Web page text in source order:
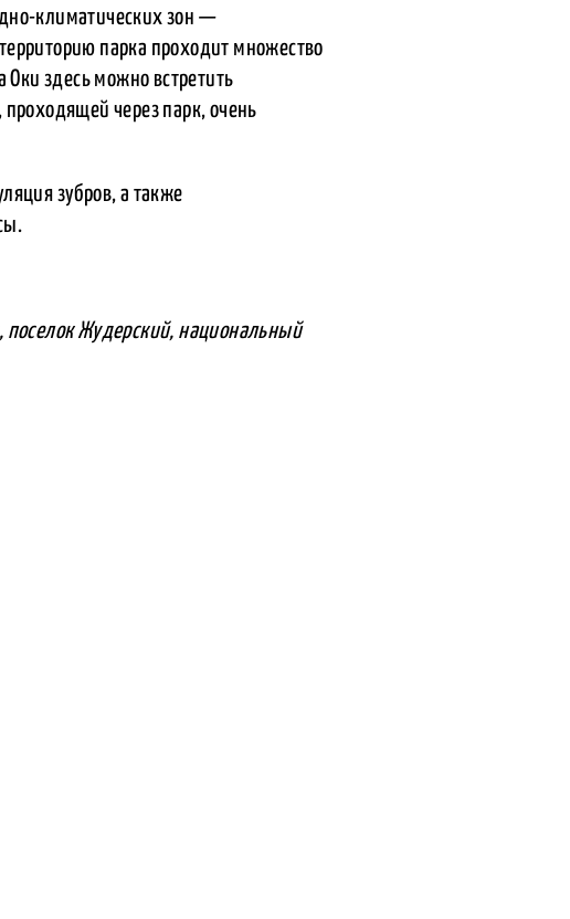
климатических зон —
парка проходит множество
Оки здесь можно встретить
через парк, очень
зубров, а также
поселок Жудерский, национальный